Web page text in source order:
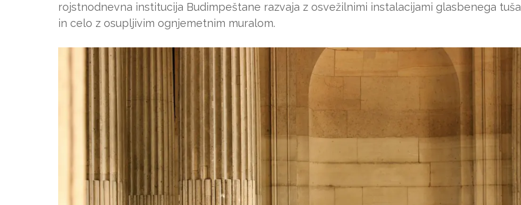
rojstnodnevna institucija Budimpeštane razvaja z osvežilnimi instalacijami glasbenega tuša
in celo z osupljivim ognjemetnim muralom.